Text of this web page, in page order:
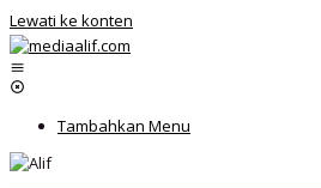
Lewati ke konten
Tambahkan Menu